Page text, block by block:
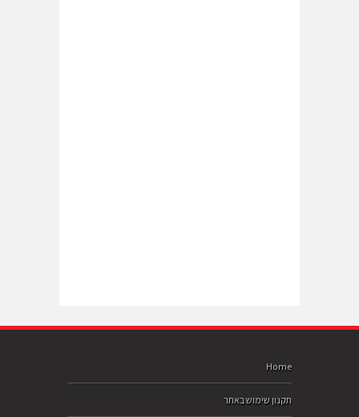
Home
תקנון שימוש באתר